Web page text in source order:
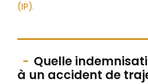
(IP).
Quelle
à un accident de